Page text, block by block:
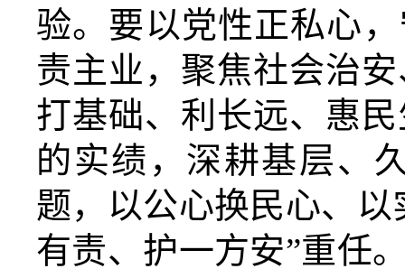
验。 要以党性正私心
责主业，聚焦社会治
打基础、利长远、惠
的实绩，深耕基层、
题，以公心换民心、
有责、护一方安”重任